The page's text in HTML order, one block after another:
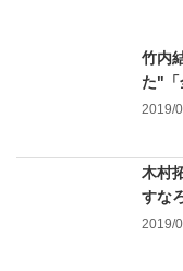
竹内
た"「
2019/
木村
すな
2019/